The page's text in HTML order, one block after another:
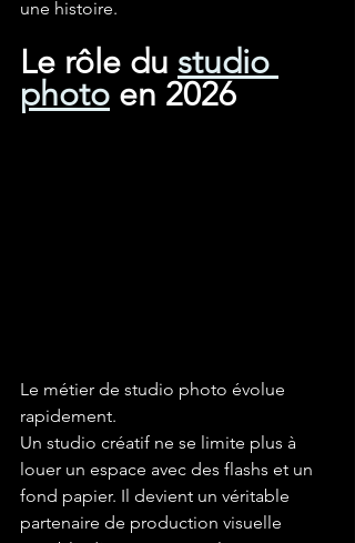
une histoire.
Le rôle du studio
photo en 2026
Le métier de studio photo évolue
rapidement.
Un studio créatif ne se limite plus à
louer un espace avec des flashs et un
fond papier. Il devient un véritable
partenaire de production visuelle